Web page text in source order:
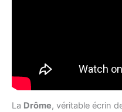
La Drôme, véritable écrin